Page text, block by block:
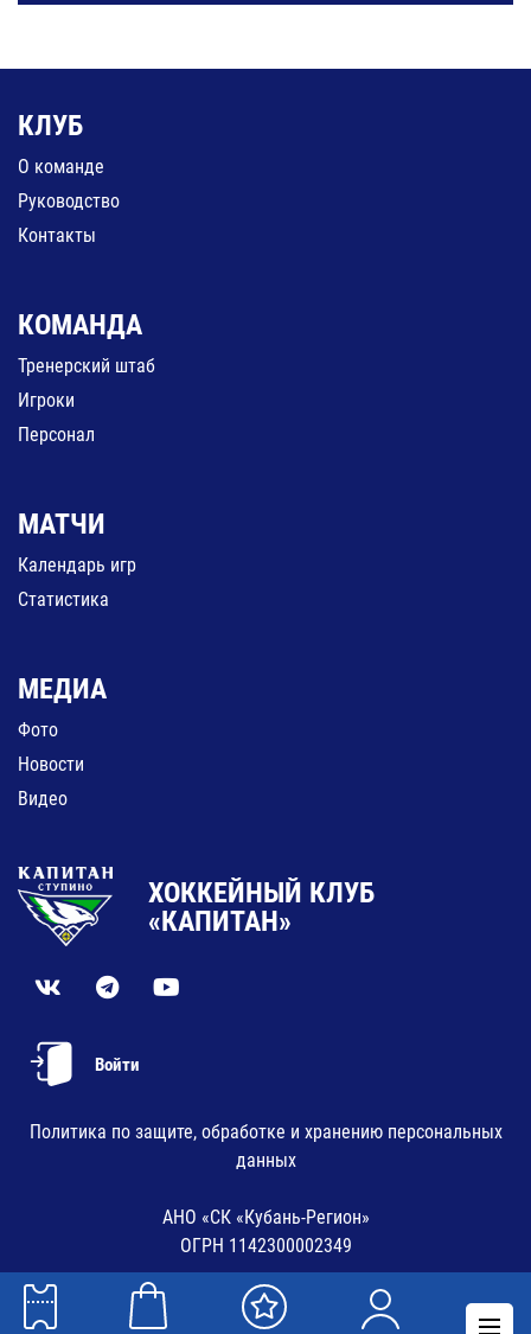
КЛУБ
О команде
Руководство
Контакты
КОМАНДА
Тренерский штаб
Игроки
Персонал
МАТЧИ
Календарь игр
Статистика
МЕДИА
Фото
Новости
Видео
ХОККЕЙНЫЙ КЛУБ
«КАПИТАН»
Войти
Политика по защите, обработке и хранению персональных
данных
АНО «СК «Кубань-Регион»
ОГРН 1142300002349